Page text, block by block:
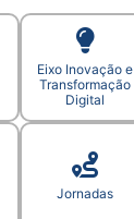
Eixo Inovação e
Transformação
Digital
Jornadas